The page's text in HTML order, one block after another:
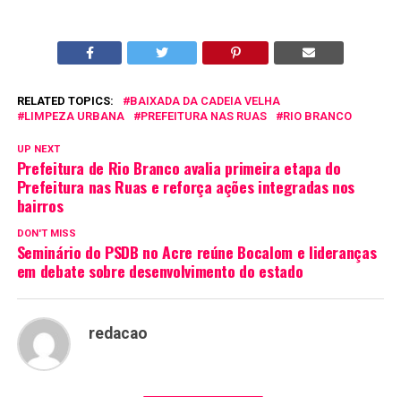
RELATED TOPICS:
BAIXADA DA CADEIA VELHA
LIMPEZA URBANA
PREFEITURA NAS RUAS RIO BRANCO
UP NEXT
Prefeitura de Rio Branco avalia primeira etapa do
Prefeitura nas Ruas e reforça ações integradas nos
bairros
DON'T MISS
Seminário do PSDB no Acre reúne Bocalom e lideranças
em debate sobre desenvolvimento do estado
redacao